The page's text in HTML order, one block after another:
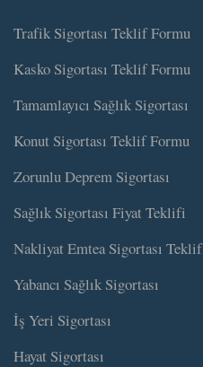
Trafik Sigortası Teklif Formu
Kasko Sigortası Teklif Formu
Tamamlayıcı Sağlık Sigortası
Konut Sigortası Teklif Formu
Zorunlu Deprem Sigortası
Sağlık Sigortası Fiyat Teklifi
Nakliyat Emtea Sigortası Teklif
Yabancı Sağlık Sigortası
İş Yeri Sigortası
Hayat Sigortası